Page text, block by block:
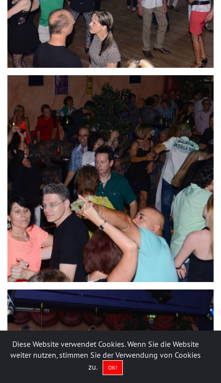
Diese Website verwendet Cookies. Wenn Sie die Website
weiter nutzen, stimmen Sie der Verwendung von Cookies
zu.
OK!